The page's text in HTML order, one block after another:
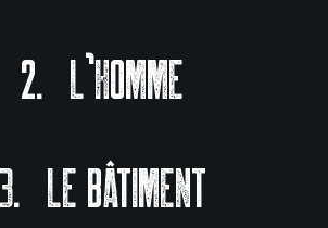
L’homme
Le bâtiment